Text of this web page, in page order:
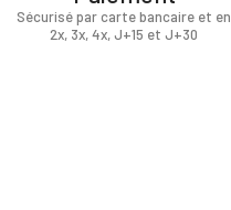
Sécurisé par carte bancaire et en
2x, 3x, 4x, J+15 et J+30